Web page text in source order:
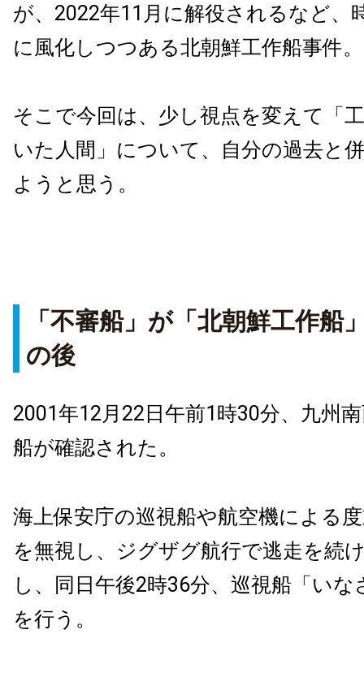
が、2022年11月に解役されるなど、
に風化しつつある北朝鮮工作船事件。
そこで今回は、少し視点を変えて「
いた人間」について、自分の過去と
ようと思う。
「不審船」が「北朝鮮工作船
の後
2001年12月22日午前1時30分、九州
船が確認された。
海上保安庁の巡視船や航空機による
を無視し、ジグザグ航行で逃走を続
し、同日午後2時36分、巡視船「いな
を行う。